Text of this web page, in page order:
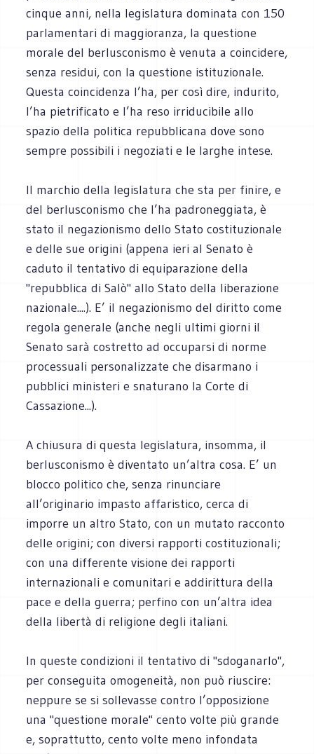
cinque anni, nella legislatura dominata con 150
parlamentari di maggioranza, la questione
morale del berlusconismo è venuta a coincidere,
senza residui, con la questione istituzionale.
Questa coincidenza l’ha, per così dire, indurito,
l’ha pietrificato e l’ha reso irriducibile allo
spazio della politica repubblicana dove sono
sempre possibili i negoziati e le larghe intese.
Il marchio della legislatura che sta per finire, e
del berlusconismo che l’ha padroneggiata, è
stato il negazionismo dello Stato costituzionale
e delle sue origini (appena ieri al Senato è
caduto il tentativo di equiparazione della
"repubblica di Salò" allo Stato della liberazione
nazionale....). E’ il negazionismo del diritto come
regola generale (anche negli ultimi giorni il
Senato sarà costretto ad occuparsi di norme
processuali personalizzate che disarmano i
pubblici ministeri e snaturano la Corte di
Cassazione...).
A chiusura di questa legislatura, insomma, il
berlusconismo è diventato un’altra cosa. E’ un
blocco politico che, senza rinunciare
all’originario impasto affaristico, cerca di
imporre un altro Stato, con un mutato racconto
delle origini; con diversi rapporti costituzionali;
con una differente visione dei rapporti
internazionali e comunitari e addirittura della
pace e della guerra; perfino con un’altra idea
della libertà di religione degli italiani.
In queste condizioni il tentativo di "sdoganarlo",
per conseguita omogeneità, non può riuscire:
neppure se si sollevasse contro l’opposizione
una "questione morale" cento volte più grande
e, soprattutto, cento volte meno infondata